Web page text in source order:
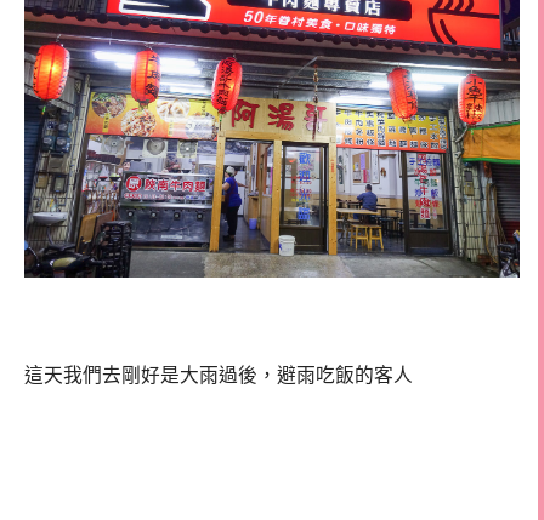
這天我們去剛好是大雨過後，避雨吃飯的客人